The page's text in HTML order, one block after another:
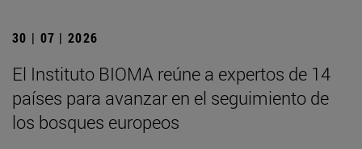
30 | 07 | 2026
El Instituto BIOMA reúne a expertos de 14
países para avanzar en el seguimiento de
los bosques europeos